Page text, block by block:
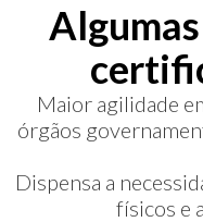
Algumas
Maior agilidade
órgãos
Dispensa a
físicos e